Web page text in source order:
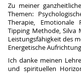
Zu meiner
Themen:
Therapie, Emotionale
Tipping Methode, Silva
Leistungsfähigkeit des
Energetische
Ich danke meinen
und spirituellen